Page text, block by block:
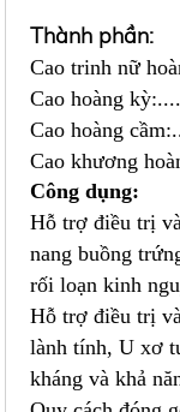
Thành phần:
Cao trinh nữ
Cao hoàng
Cao hoàng
Cao khương
Công dụng:
Hỗ trợ điều trị
nang buồng
rối loạn kinh
Hỗ trợ điều trị
lành tính, U xơ
kháng và khả